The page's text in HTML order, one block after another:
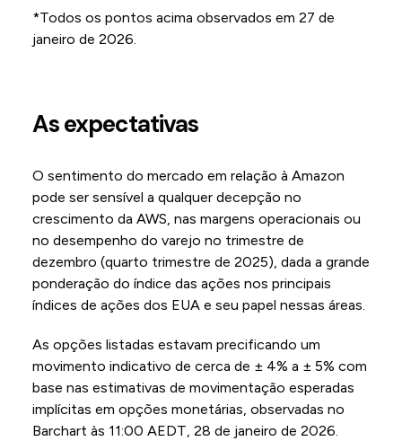
*Todos os pontos acima observados em 27 de
janeiro de 2026.
As expectativas
O sentimento do mercado em relação à Amazon
pode ser sensível a qualquer decepção no
crescimento da AWS, nas margens operacionais ou
no desempenho do varejo no trimestre de
dezembro (quarto trimestre de 2025), dada a grande
ponderação do índice das ações nos principais
índices de ações dos EUA e seu papel nessas áreas.
As opções listadas estavam precificando um
movimento indicativo de cerca de ± 4% a ± 5% com
base nas estimativas de movimentação esperadas
implícitas em opções monetárias, observadas no
Barchart às 11:00 AEDT, 28 de janeiro de 2026.